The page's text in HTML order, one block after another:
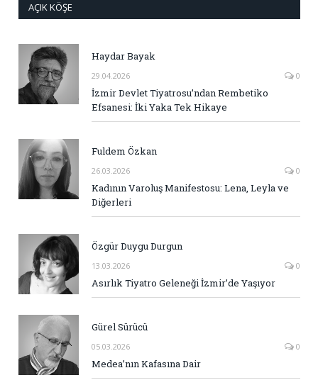
AÇIK KÖŞE
Haydar Bayak
29.04.2026 0
İzmir Devlet Tiyatrosu’ndan Rembetiko
Efsanesi: İki Yaka Tek Hikaye
Fuldem Özkan
26.03.2026 0
Kadının Varoluş Manifestosu: Lena, Leyla ve
Diğerleri
Özgür Duygu Durgun
13.03.2026 0
Asırlık Tiyatro Geleneği İzmir’de Yaşıyor
Gürel Sürücü
05.03.2026 0
Medea’nın Kafasına Dair